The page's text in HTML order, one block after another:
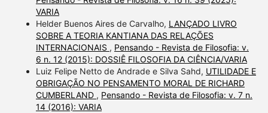
VARIA
Helder Buenos Aires de Carvalho, LANÇADO LIVRO
SOBRE A TEORIA KANTIANA DAS RELAÇÕES
INTERNACIONAIS , Pensando - Revista de Filosofia: v.
6 n. 12 (2015): DOSSIÊ FILOSOFIA DA CIÊNCIA/VARIA
Luiz Felipe Netto de Andrade e Silva Sahd, UTILIDADE E
OBRIGAÇÃO NO PENSAMENTO MORAL DE RICHARD
CUMBERLAND , Pensando - Revista de Filosofia: v. 7 n.
14 (2016): VARIA